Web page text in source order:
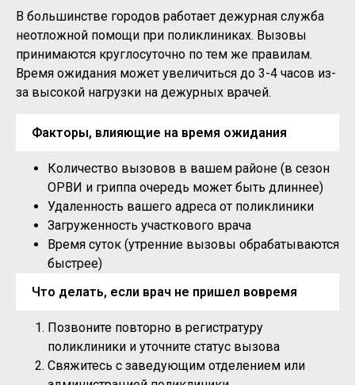
В большинстве городов работает дежурная служба
неотложной помощи при поликлиниках. Вызовы
принимаются круглосуточно по тем же правилам.
Время ожидания может увеличиться до 3-4 часов из-
за высокой нагрузки на дежурных врачей.
Факторы, влияющие на время ожидания
Количество вызовов в вашем районе (в сезон
ОРВИ и гриппа очередь может быть длиннее)
Удаленность вашего адреса от поликлиники
Загруженность участкового врача
Время суток (утренние вызовы обрабатываются
быстрее)
Что делать, если врач не пришел вовремя
Позвоните повторно в регистратуру
поликлиники и уточните статус вызова
Свяжитесь с заведующим отделением или